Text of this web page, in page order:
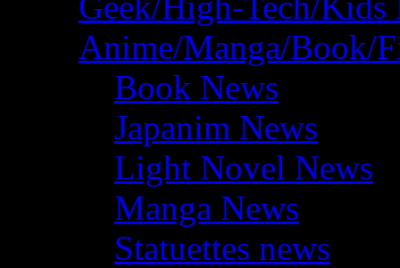
Anime/Manga/Book/
Book News
Japanim News
Light Novel News
Manga News
Statuettes news